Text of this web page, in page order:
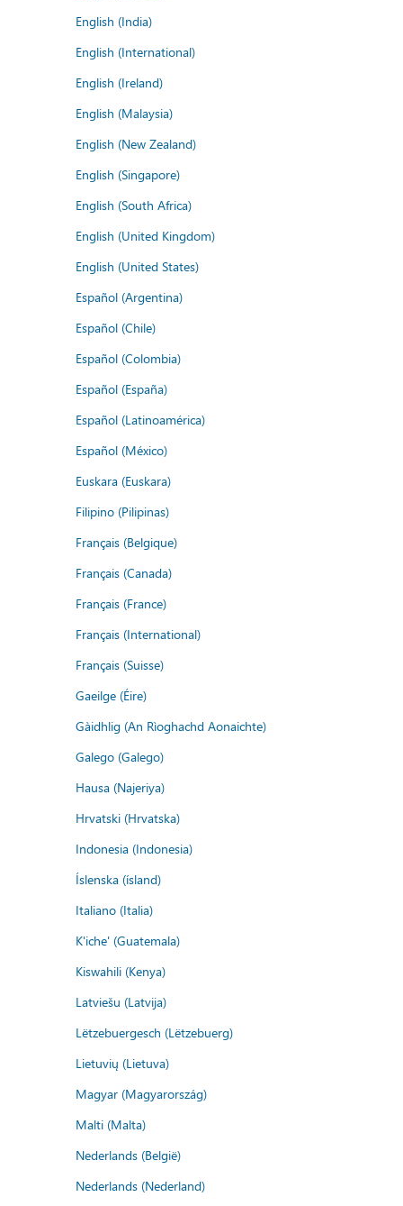
English (India)
English (International)
English (Ireland)
English (Malaysia)
English (New Zealand)
English (Singapore)
English (South Africa)
English (United Kingdom)
English (United States)
Español (Argentina)
Español (Chile)
Español (Colombia)
Español (España)
Español (Latinoamérica)
Español (México)
Euskara (Euskara)
Filipino (Pilipinas)
Français (Belgique)
Français (Canada)
Français (France)
Français (International)
Français (Suisse)
Gaeilge (Éire)
Gàidhlig (An Rìoghachd Aonaichte)
Galego (Galego)
Hausa (Najeriya)
Hrvatski (Hrvatska)
Indonesia (Indonesia)
Íslenska (ísland)
Italiano (Italia)
K'iche' (Guatemala)
Kiswahili (Kenya)
Latviešu (Latvija)
Lëtzebuergesch (Lëtzebuerg)
Lietuvių (Lietuva)
Magyar (Magyarország)
Malti (Malta)
Nederlands (België)
Nederlands (Nederland)